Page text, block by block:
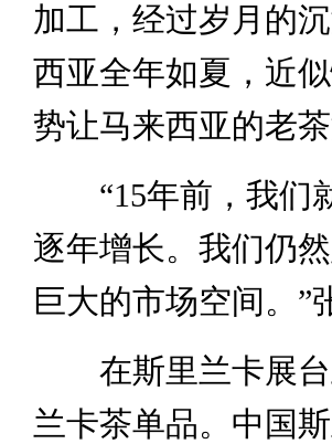
加工，经过岁月的
西亚全年如夏，近
势让马来西亚的老
“15年前，我们
逐年增长。我们仍
巨大的市场空间。”
在斯里兰卡展台
兰卡茶单品。中国